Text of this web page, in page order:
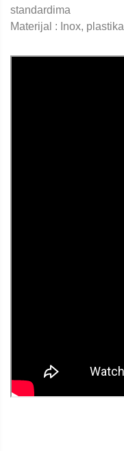
standardima
Materijal : Inox, plastika